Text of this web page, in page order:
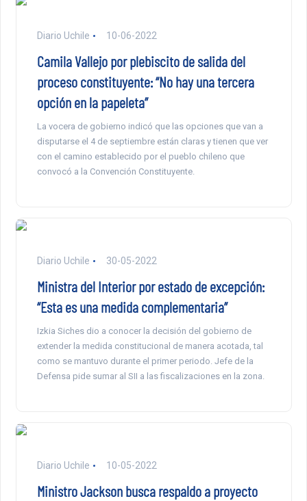
Diario Uchile 10-06-2022
Camila Vallejo por plebiscito de salida del
proceso constituyente: “No hay una tercera
opción en la papeleta”
La vocera de gobierno indicó que las opciones que van a
disputarse el 4 de septiembre están claras y tienen que ver
con el camino establecido por el pueblo chileno que
convocó a la Convención Constituyente.
Diario Uchile 30-05-2022
Ministra del Interior por estado de excepción:
“Esta es una medida complementaria”
Izkia Siches dio a conocer la decisión del gobierno de
extender la medida constitucional de manera acotada, tal
como se mantuvo durante el primer periodo. Jefe de la
Defensa pide sumar al SII a las fiscalizaciones en la zona.
Diario Uchile 10-05-2022
Ministro Jackson busca respaldo a proyecto